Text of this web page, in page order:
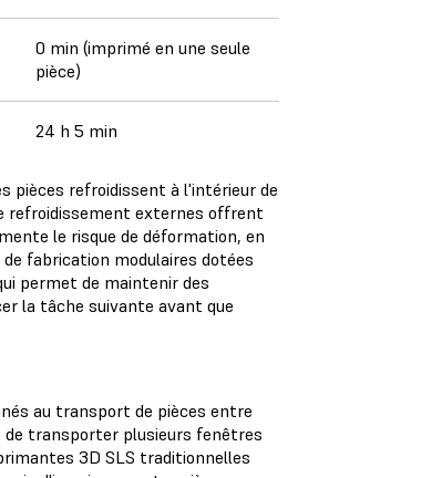
0 min (imprimé en une seule
pièce)
24 h 5 min
pièces refroidissent à l'intérieur de
refroidissement externes offrent
le risque de déformation, en
fabrication modulaires dotées
permet de maintenir des
la tâche suivante avant que
au transport de pièces entre
de transporter plusieurs fenêtres
3D SLS traditionnelles